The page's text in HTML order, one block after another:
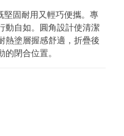
堅固耐用又輕巧便攜。專
動自如。圓角設計使清潔
熱塗層握感舒適，折疊後
閉合位置。